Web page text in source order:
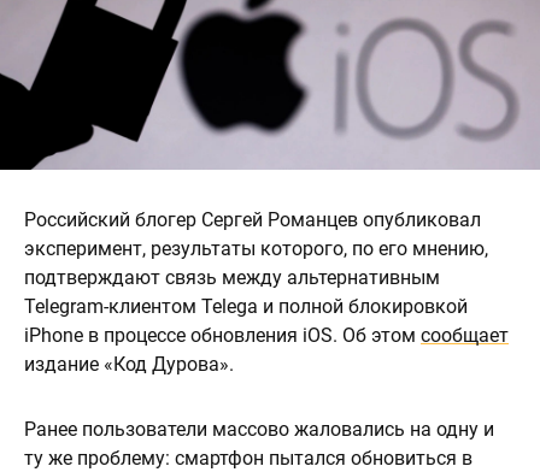
Российский блогер Сергей Романцев опубликовал
эксперимент, результаты которого, по его мнению,
подтверждают связь между альтернативным
Telegram-клиентом Telega и полной блокировкой
iPhone в процессе обновления iOS. Об этом сообщает
издание «Код Дурова».
Ранее пользователи массово жаловались на одну и
ту же проблему: смартфон пытался обновиться в